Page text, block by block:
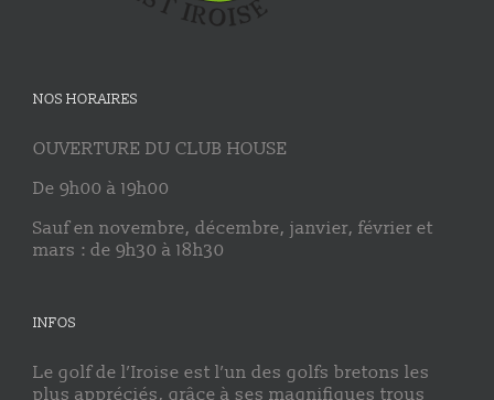
NOS HORAIRES
OUVERTURE DU CLUB HOUSE
De 9h00 à 19h00
Sauf en novembre, décembre, janvier, février et
mars : de 9h30 à 18h30
INFOS
Le golf de l’Iroise est l’un des golfs bretons les
plus appréciés, grâce à ses magnifiques trous